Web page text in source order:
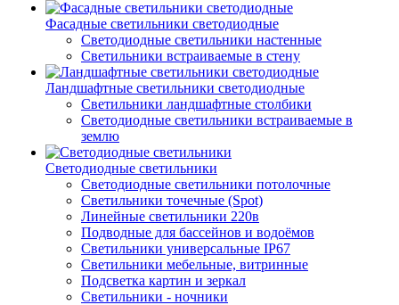
Фасадные светильники светодиодные
Светодиодные светильники настенные
Светильники встраиваемые в стену
Ландшафтные светильники светодиодные
Светильники ландшафтные столбики
Светодиодные светильники встраиваемые в
землю
Светодиодные светильники
Светодиодные светильники потолочные
Светильники точечные (Spot)
Линейные светильники 220в
Подводные для бассейнов и водоёмов
Светильники универсальные IP67
Светильники мебельные, витринные
Подсветка картин и зеркал
Светильники - ночники